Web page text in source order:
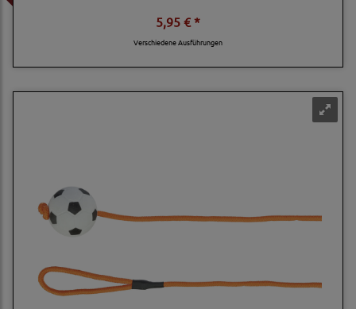
5,95 € *
Verschiedene Ausführungen